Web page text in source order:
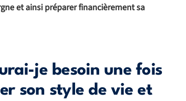
et ainsi préparer financièrement sa
je besoin une fois
son style de vie et